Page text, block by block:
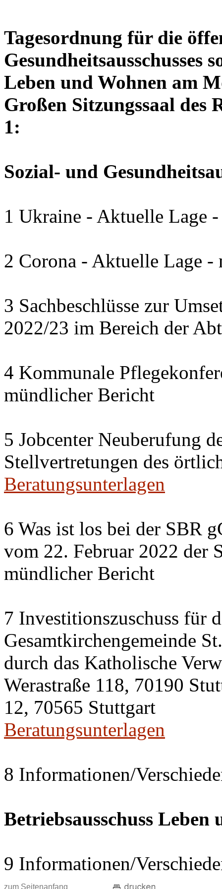
Tagesordnung für die
Gesundheitsausschusses
Leben und Wohnen am
Großen Sitzungssaal des
1:
Sozial- und
1 Ukraine - Aktuelle Lage
2 Corona - Aktuelle Lage
3 Sachbeschlüsse zur
2022/23 im Bereich der
4 Kommunale
mündlicher Bericht
5 Jobcenter Neuberufung
Stellvertretungen des
Beratungsunterlagen
6 Was ist los bei der SBR
vom 22. Februar 2022 der
mündlicher Bericht
7 Investitionszuschuss für
Gesamtkirchengemeinde
durch das Katholische
Werastraße 118, 70190
12, 70565 Stuttgart
Beratungsunterlagen
8 Informationen/
Betriebsausschuss Leben
9 Informationen/
zum Seitenanfang